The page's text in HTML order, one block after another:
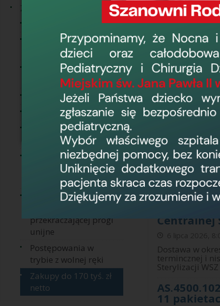
Zamówienia publiczne
Zakupy do 30 000
Ogłoszenia o dialogu
technicznym
Informacje
Usługi społeczne
Zakupy do 130 tyś. zł
Postępowania o
wartości mniejszej
niż progi unijne
Postępowania o
przekraczającej progi
unijne
Postępowania w
trybie z wolnej ręki
Zakupy do 170 tyś. zł
netto
31 lipca 2026,
Dostawa
w Elblągu›
pracowni
Elblągu
9 lipca 2026,
Opracowanie
dwóch
Wojewódzkim
Centralnej
Dostawa w
termincznej i
Sterylizacji
11